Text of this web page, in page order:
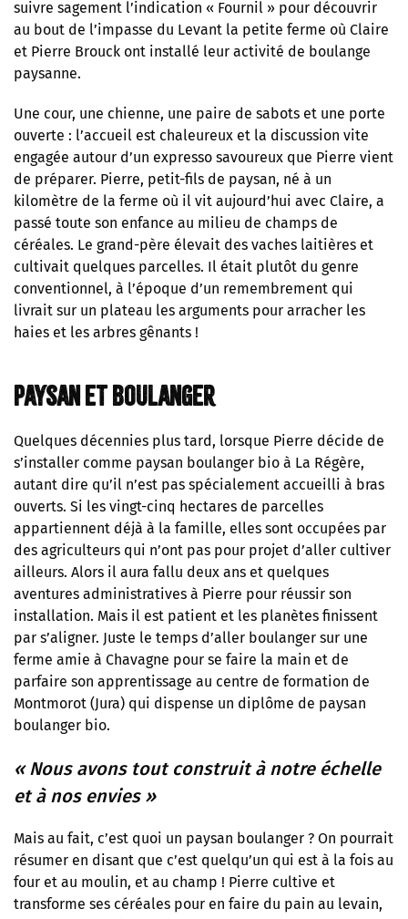
suivre sagement l’indication « Fournil » pour découvrir
au bout de l’impasse du Levant la petite ferme où Claire
et Pierre Brouck ont installé leur activité de boulange
paysanne.
Une cour, une chienne, une paire de sabots et une porte
ouverte : l’accueil est chaleureux et la discussion vite
engagée autour d’un expresso savoureux que Pierre vient
de préparer. Pierre, petit-fils de paysan, né à un
kilomètre de la ferme où il vit aujourd’hui avec Claire, a
passé toute son enfance au milieu de champs de
céréales. Le grand-père élevait des vaches laitières et
cultivait quelques parcelles. Il était plutôt du genre
conventionnel, à l’époque d’un remembrement qui
livrait sur un plateau les arguments pour arracher les
haies et les arbres gênants !
Paysan et boulanger
Quelques décennies plus tard, lorsque Pierre décide de
s’installer comme paysan boulanger bio à La Régère,
autant dire qu’il n’est pas spécialement accueilli à bras
ouverts. Si les vingt-cinq hectares de parcelles
appartiennent déjà à la famille, elles sont occupées par
des agriculteurs qui n’ont pas pour projet d’aller cultiver
ailleurs. Alors il aura fallu deux ans et quelques
aventures administratives à Pierre pour réussir son
installation. Mais il est patient et les planètes finissent
par s’aligner. Juste le temps d’aller boulanger sur une
ferme amie à Chavagne pour se faire la main et de
parfaire son apprentissage au centre de formation de
Montmorot (Jura) qui dispense un diplôme de paysan
boulanger bio.
« Nous avons tout construit à notre échelle
et à nos envies »
Mais au fait, c’est quoi un paysan boulanger ? On pourrait
résumer en disant que c’est quelqu’un qui est à la fois au
four et au moulin, et au champ ! Pierre cultive et
transforme ses céréales pour en faire du pain au levain,